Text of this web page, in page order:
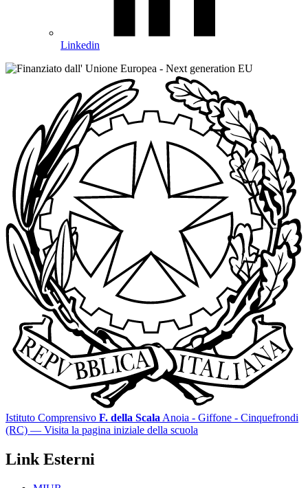
Linkedin
Istituto Comprensivo F. della Scala Anoia - Giffone - Cinquefrondi
(RC) — Visita la pagina iniziale della scuola
Link Esterni